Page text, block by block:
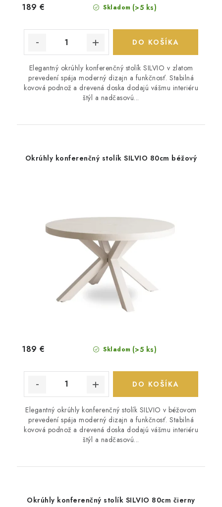
Skladom (>5 ks)
189 €
DO KOŠÍKA
Elegantný okrúhly konferenčný stolík SILVIO v zlatom
prevedení spája moderný dizajn a funkčnosť. Stabilná
kovová podnož a drevená doska dodajú vášmu interiéru
štýl a nadčasovú...
Okrúhly konferenčný stolík SILVIO 80cm béžový
Skladom (>5 ks)
189 €
DO KOŠÍKA
Elegantný okrúhly konferenčný stolík SILVIO v béžovom
prevedení spája moderný dizajn a funkčnosť. Stabilná
kovová podnož a drevená doska dodajú vášmu interiéru
štýl a nadčasovú...
Okrúhly konferenčný stolík SILVIO 80cm čierny